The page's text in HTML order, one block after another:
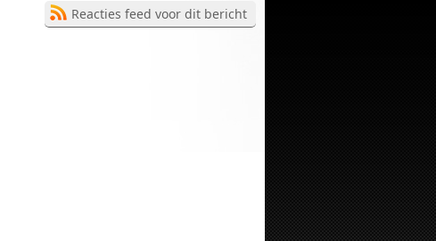
Reacties feed voor dit bericht